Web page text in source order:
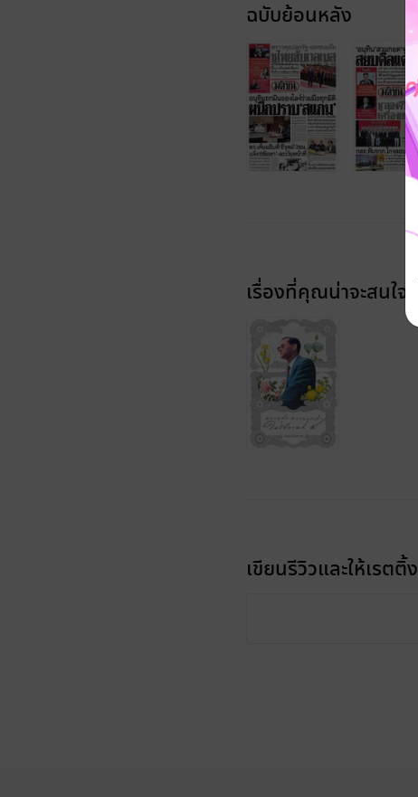
ฉบับย้อนหลัง
เรื่องที่คุณน่าจะสนใจ
เขียนรีวิวและให้เรตติ้ง